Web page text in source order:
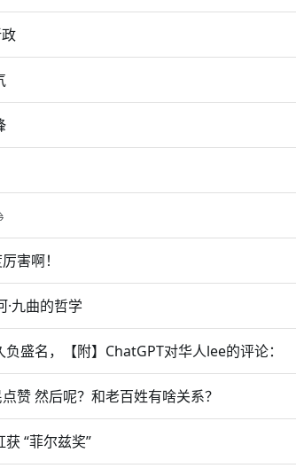
害啊！
·九曲的哲学
负盛名，【附】ChatGPT对华人lee的评论：
赞 然后呢？和老百姓有啥关系？
“菲尔兹奖”